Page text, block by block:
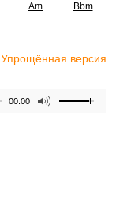
Am
Bbm
Упрощённая версия
00:00